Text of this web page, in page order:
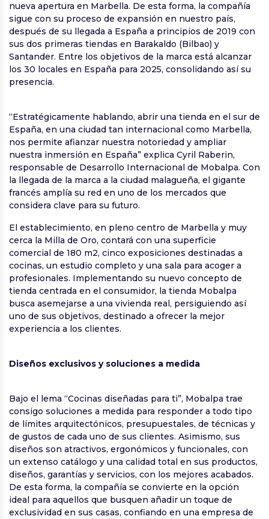
nueva apertura en Marbella. De esta forma, la compañía
sigue con su proceso de expansión en nuestro país,
después de su llegada a España a principios de 2019 con
sus dos primeras tiendas en Barakaldo (Bilbao) y
Santander. Entre los objetivos de la marca está alcanzar
los 30 locales en España para 2025, consolidando así su
presencia.
“Estratégicamente hablando, abrir una tienda en el sur de
España, en una ciudad tan internacional como Marbella,
nos permite afianzar nuestra notoriedad y ampliar
nuestra inmersión en España” explica Cyril Raberin,
responsable de Desarrollo Internacional de Mobalpa. Con
la llegada de la marca a la ciudad malagueña, el gigante
francés amplía su red en uno de los mercados que
considera clave para su futuro.
El establecimiento, en pleno centro de Marbella y muy
cerca la Milla de Oro, contará con una superficie
comercial de 180 m2, cinco exposiciones destinadas a
cocinas, un estudio completo y una sala para acoger a
profesionales. Implementando su nuevo concepto de
tienda centrada en el consumidor, la tienda Mobalpa
busca asemejarse a una vivienda real, persiguiendo así
uno de sus objetivos, destinado a ofrecer la mejor
experiencia a los clientes.
Diseños exclusivos y soluciones a medida
Bajo el lema “Cocinas diseñadas para ti”, Mobalpa trae
consigo soluciones a medida para responder a todo tipo
de límites arquitectónicos, presupuestales, de técnicas y
de gustos de cada uno de sus clientes. Asimismo, sus
diseños son atractivos, ergonómicos y funcionales, con
un extenso catálogo y una calidad total en sus productos,
diseños, garantías y servicios, con los mejores acabados.
De esta forma, la compañía se convierte en la opción
ideal para aquellos que busquen añadir un toque de
exclusividad en sus casas, confiando en una empresa de